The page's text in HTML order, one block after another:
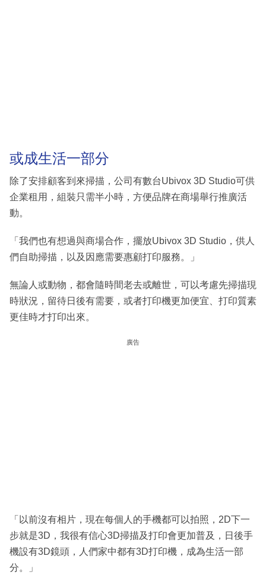
或成生活一部分
除了安排顧客到來掃描，公司有數台Ubivox 3D Studio可供
企業租用，組裝只需半小時，方便品牌在商場舉行推廣活
動。
「我們也有想過與商場合作，擺放Ubivox 3D Studio，供人
們自助掃描，以及因應需要惠顧打印服務。」
無論人或動物，都會隨時間老去或離世，可以考慮先掃描現
時狀況，留待日後有需要，或者打印機更加便宜、打印質素
更佳時才打印出來。
廣告
「以前沒有相片，現在每個人的手機都可以拍照，2D下一
步就是3D，我很有信心3D掃描及打印會更加普及，日後手
機設有3D鏡頭，人們家中都有3D打印機，成為生活一部
分。」